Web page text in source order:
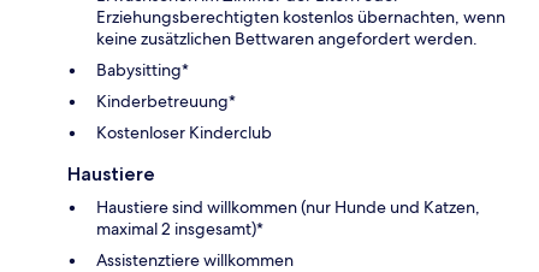
Erziehungsberechtigten kostenlos übernachten, wenn
keine zusätzlichen Bettwaren angefordert werden.
Babysitting*
Kinderbetreuung*
Kostenloser Kinderclub
Haustiere
Haustiere sind willkommen (nur Hunde und Katzen,
maximal 2 insgesamt)*
Assistenztiere willkommen